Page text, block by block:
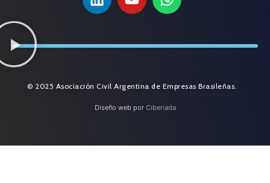
© 2025 Asociación Civil Argentina de Empresas Brasileñas.
Diseño web por Ciberiada